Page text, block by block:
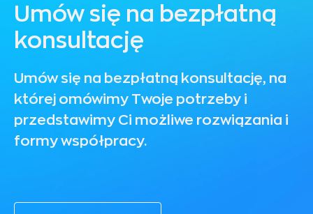
Umów się na bezpłatną
konsultację
Umów się na bezpłatną konsultację, na
której omówimy Twoje potrzeby i
przedstawimy Ci możliwe rozwiązania i
formy współpracy.